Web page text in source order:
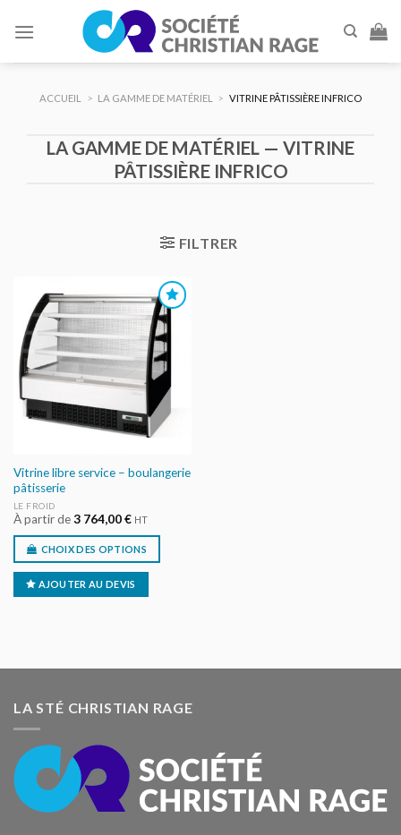
ACCUEIL > LA GAMME DE MATÉRIEL > VITRINE PÂTISSIÈRE INFRICO
LA GAMME DE MATÉRIEL — VITRINE
PÂTISSIÈRE INFRICO
FILTRER
AJOUTER
AU DEVIS
Vitrine libre service – boulangerie
pâtisserie
LE FROID
À partir de3 764,00€ HT
CHOIX DES OPTIONS
AJOUTER AU DEVIS
LA STÉ CHRISTIAN RAGE